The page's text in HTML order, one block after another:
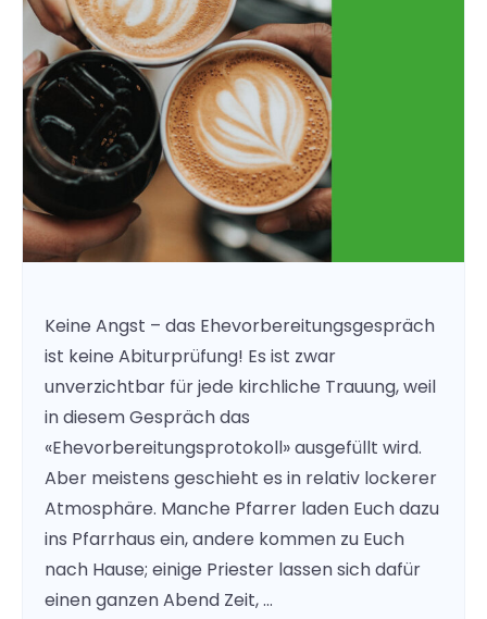
Keine Angst – das Ehevorbereitungsgespräch
ist keine Abiturprüfung! Es ist zwar
unverzichtbar für jede kirchliche Trauung, weil
in diesem Gespräch das
«Ehevorbereitungsprotokoll» ausgefüllt wird.
Aber meistens geschieht es in relativ lockerer
Atmosphäre. Manche Pfarrer laden Euch dazu
ins Pfarrhaus ein, andere kommen zu Euch
nach Hause; einige Priester lassen sich dafür
einen ganzen Abend Zeit, …